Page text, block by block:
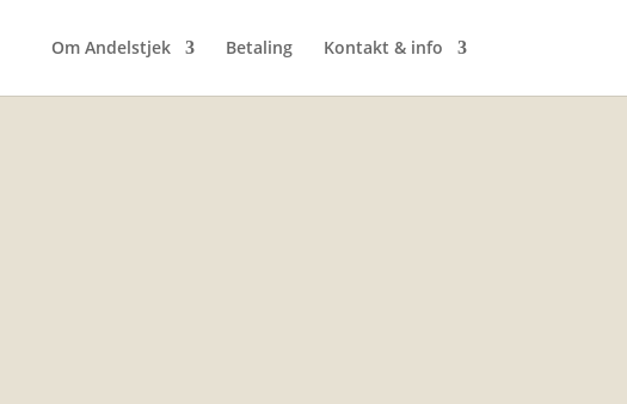
Om Andelstjek Betaling Kontakt & info